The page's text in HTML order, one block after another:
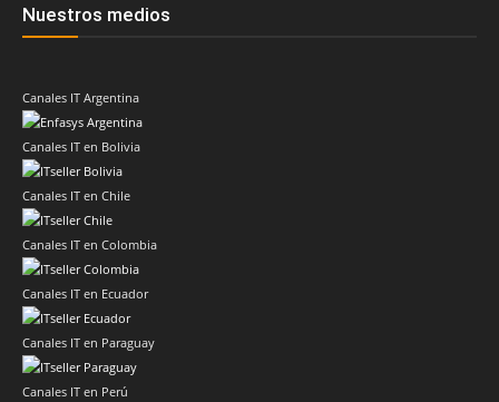
Nuestros medios
Canales IT Argentina
Canales IT en Bolivia
Canales IT en Chile
Canales IT en Colombia
Canales IT en Ecuador
Canales IT en Paraguay
Canales IT en Perú